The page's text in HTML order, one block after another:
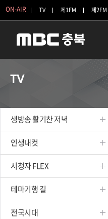
ON-AIR TV 제1FM 제2FM
TV
생방송 활기찬 저녁
인생내컷
시청자 FLEX
테마기행 길
전국시대